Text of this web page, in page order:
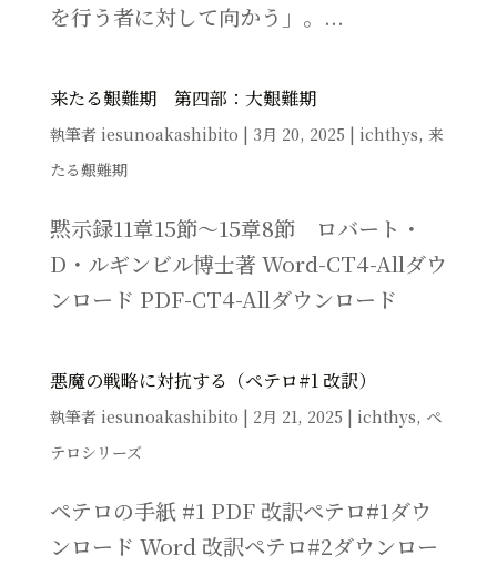
を行う者に対して向かう」。...
来たる艱難期 第四部：大艱難期
執筆者 iesunoakashibito | 3月 20, 2025 | ichthys, 来
たる艱難期
黙示録11章15節～15章8節 ロバート・
D・ルギンビル博士著 Word-CT4-Allダウ
ンロード PDF-CT4-Allダウンロード
悪魔の戦略に対抗する（ペテロ#1 改訳）
執筆者 iesunoakashibito | 2月 21, 2025 | ichthys, ペ
テロシリーズ
ペテロの手紙 #1 PDF 改訳ペテロ#1ダウ
ンロード Word 改訳ペテロ#2ダウンロー